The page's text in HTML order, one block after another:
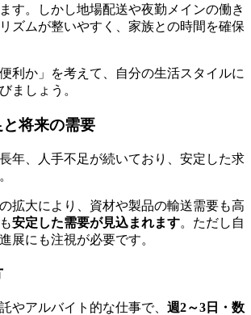
す。しかし地場配送や夜勤メインの働き
ズムが整いやすく、家族との時間を確保
利か」を考えて、自分の生活スタイルに
ましょう。
将来の需要
年、人手不足が続いており、安定した求
拡大により、資材や製品の輸送需要も高
安定した需要が見込まれます。ただし自
展にも注視が必要です。
やアルバイト的な仕事で、 週2～3日・数